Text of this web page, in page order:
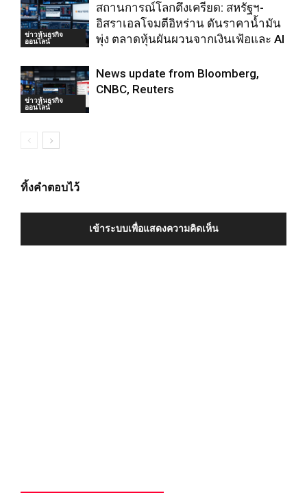
ข่าวหุ้นธุรกิจ
ออนไลน์
สถานการณ์โลกตึงเครียด: สหรัฐฯ-
อิสราเอลโจมตีอิหร่าน ดันราคาน้ำมัน
พุ่ง ตลาดหุ้นผันผวนจากเงินเฟ้อและ AI
ข่าวหุ้นธุรกิจ
ออนไลน์
News update from Bloomberg,
CNBC, Reuters
ทิ้งคำตอบไว้
เข้าระบบเพื่อแสดงความคิดเห็น